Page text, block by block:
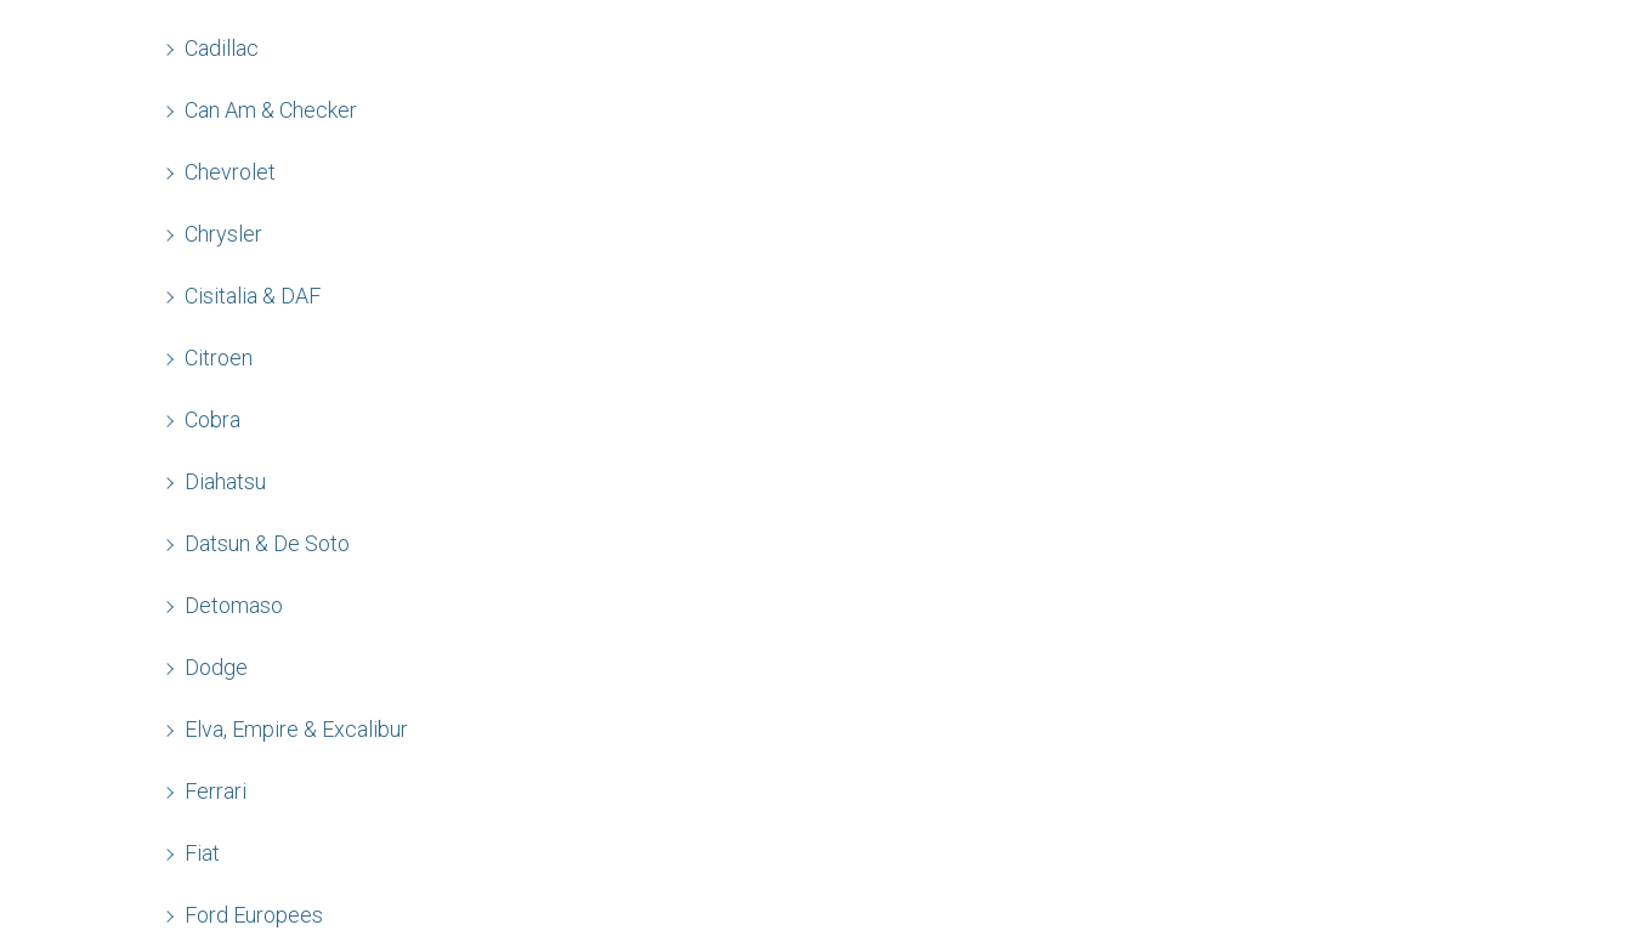
Cadillac
Can Am & Checker
Chevrolet
Chrysler
Cisitalia & DAF
Citroen
Cobra
Diahatsu
Datsun & De Soto
Detomaso
Dodge
Elva, Empire & Excalibur
Ferrari
Fiat
Ford Europees